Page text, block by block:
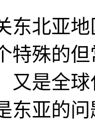
东北亚
特殊的
又是全
东亚的